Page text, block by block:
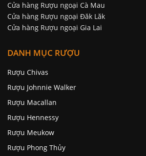
Cửa hàng Rượu ngoại Cà Mau
Cửa hàng Rượu ngoại Đăk Lăk
Cửa hàng Rượu ngoại Gia Lai
DANH MỤC RƯỢU
Rượu Chivas
Rượu Johnnie Walker
Rượu Macallan
Rượu Hennessy
Rượu Meukow
Rượu Phong Thủy